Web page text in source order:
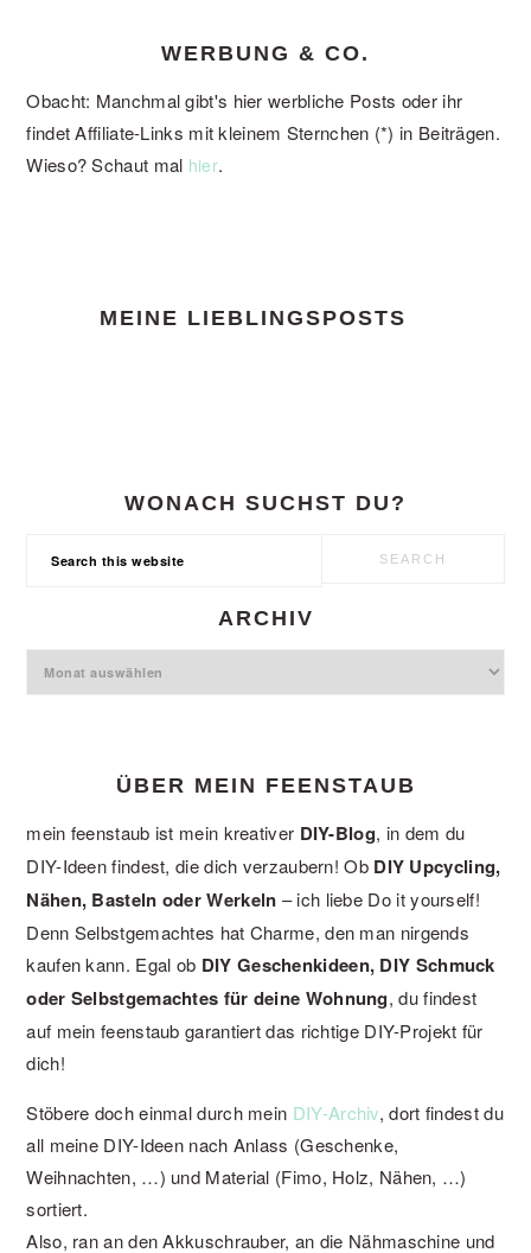
WERBUNG & CO.
Obacht: Manchmal gibt's hier werbliche Posts oder ihr
findet Affiliate-Links mit kleinem Sternchen (*) in Beiträgen.
Wieso? Schaut mal hier.
MEINE LIEBLINGSPOSTS
WONACH SUCHST DU?
ARCHIV
Archiv
ÜBER MEIN FEENSTAUB
mein feenstaub ist mein kreativer DIY-Blog, in dem du
DIY-Ideen findest, die dich verzaubern! Ob DIY Upcycling,
Nähen, Basteln oder Werkeln – ich liebe Do it yourself!
Denn Selbstgemachtes hat Charme, den man nirgends
kaufen kann. Egal ob DIY Geschenkideen, DIY Schmuck
oder Selbstgemachtes für deine Wohnung, du findest
auf mein feenstaub garantiert das richtige DIY-Projekt für
dich!
Stöbere doch einmal durch mein DIY-Archiv, dort findest du
all meine DIY-Ideen nach Anlass (Geschenke,
Weihnachten, …) und Material (Fimo, Holz, Nähen, …)
sortiert.
Also, ran an den Akkuschrauber, an die Nähmaschine und